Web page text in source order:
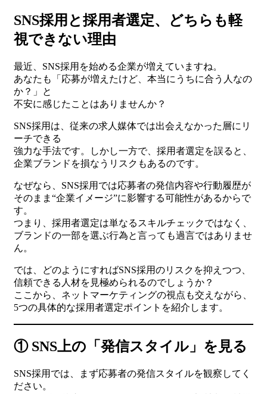
SNS採用と採用者選定、どちらも軽
視できない理由
最近、SNS採用を始める企業が増えていますね。
あなたも「応募が増えたけど、本当にうちに合う人なの
か？」と
不安に感じたことはありませんか？
SNS採用は、従来の求人媒体では出会えなかった層にリ
ーチできる
強力な手法です。しかし一方で、採用者選定を誤ると、
企業ブランドを損なうリスクもあるのです。
なぜなら、SNS採用では応募者の発信内容や行動履歴が
そのまま“企業イメージ”に影響する可能性があるからで
す。
つまり、採用者選定は単なるスキルチェックではなく、
ブランドの一部を選ぶ行為と言っても過言ではありませ
ん。
では、どのようにすればSNS採用のリスクを抑えつつ、
信頼できる人材を見極められるのでしょうか？
ここから、ネットマーケティングの視点も交えながら、
5つの具体的な採用者選定ポイントを紹介します。
① SNS上の「発信スタイル」を見る
SNS採用では、まず応募者の発信スタイルを観察してく
ださい。